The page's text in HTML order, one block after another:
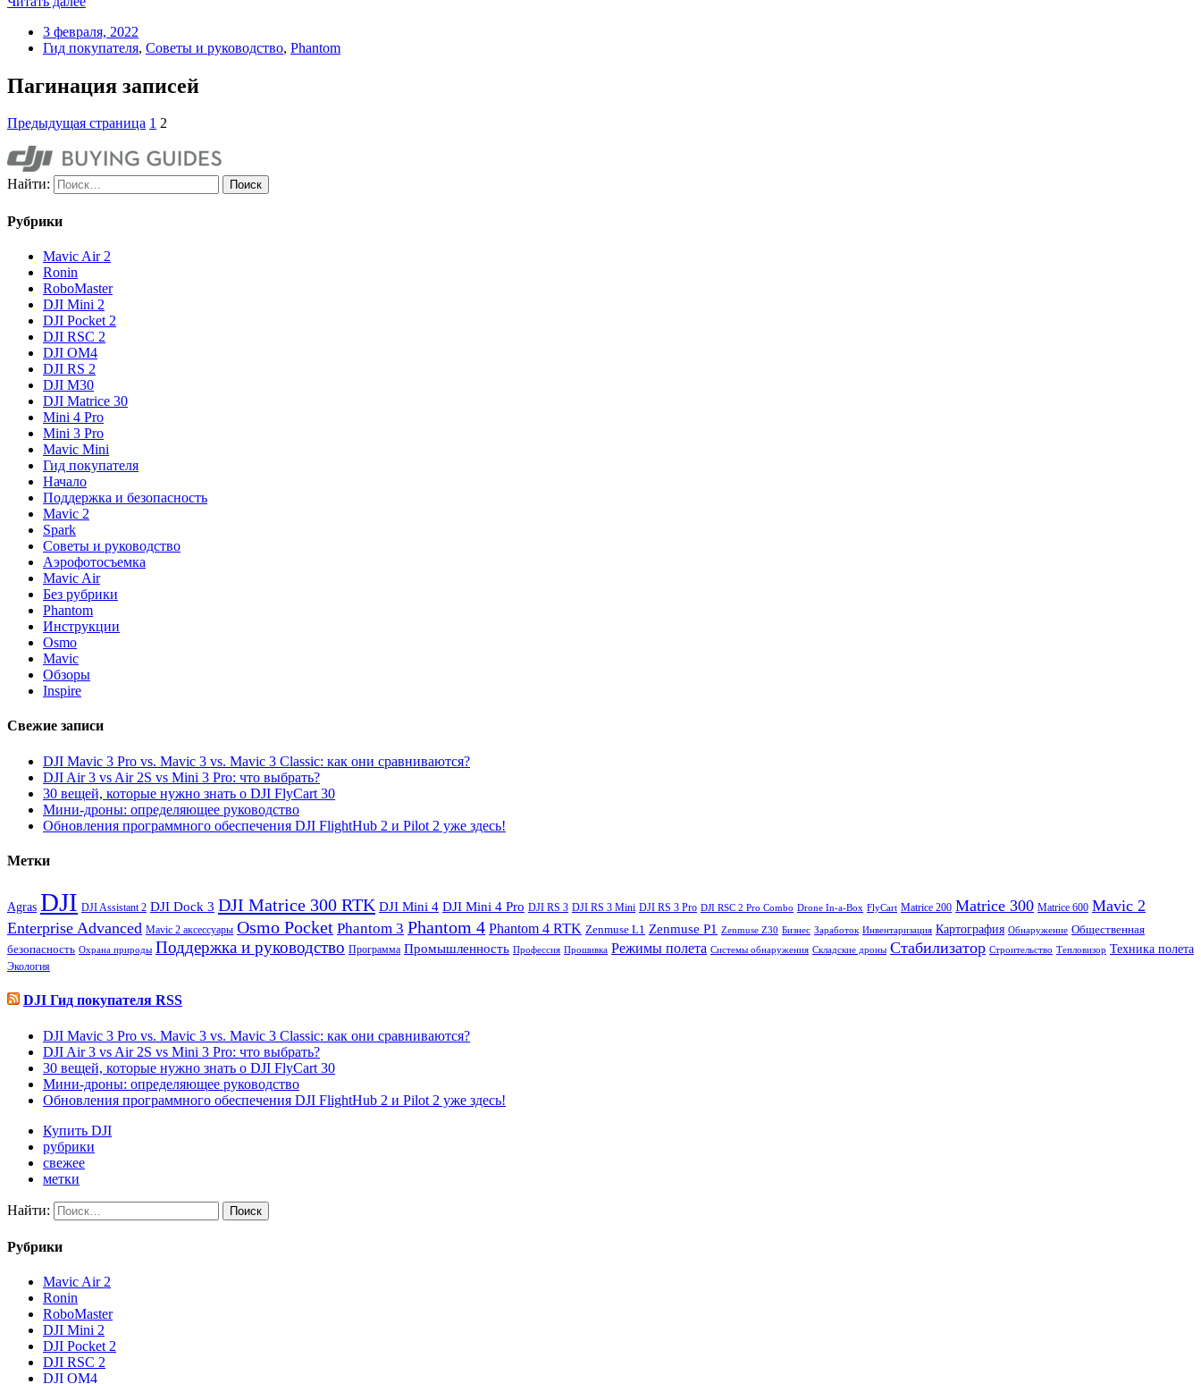
3 февраля, 2022
Гид покупателя, Советы и руководство, Phantom
Пагинация записей
Предыдущая страница 1 2
Найти:
Рубрики
Mavic Air 2
Ronin
RoboMaster
DJI Mini 2
DJI Pocket 2
DJI RSC 2
DJI OM4
DJI RS 2
DJI M30
DJI Matrice 30
Mini 4 Pro
Mini 3 Pro
Mavic Mini
Гид покупателя
Начало
Поддержка и безопасность
Mavic 2
Spark
Советы и руководство
Аэрофотосъемка
Mavic Air
Без рубрики
Phantom
Инструкции
Osmo
Mavic
Обзоры
Inspire
Свежие записи
DJI Mavic 3 Pro vs. Mavic 3 vs. Mavic 3 Classic: как они сравниваются?
DJI Air 3 vs Air 2S vs Mini 3 Pro: что выбрать?
30 вещей, которые нужно знать о DJI FlyCart 30
Мини-дроны: определяющее руководство
Обновления программного обеспечения DJI FlightHub 2 и Pilot 2 уже здесь!
Метки
Agras DJI DJI Assistant 2 DJI Dock 3 DJI Matrice 300 RTK DJI Mini 4 DJI Mini 4 Pro DJI RS 3 DJI RS 3 Mini DJI RS 3 Pro DJI RSC 2 Pro Combo Drone In-a-Box FlyCart Matrice 200 Matrice 300 Matrice 600 Mavic 2
Enterprise Advanced Mavic 2 аксессуары Osmo Pocket Phantom 3 Phantom 4 Phantom 4 RTK Zenmuse L1 Zenmuse P1 Zenmuse Z30 Бизнес Заработок Инвентаризация Картография Обнаружение Общественная
безопасность Охрана природы Поддержка и руководство Программа Промышленность Профессия Прошивка Режимы полета Системы обнаружения Складские дроны Стабилизатор Строительство Тепловизор Техника полета
Экология
DJI Гид покупателя RSS
DJI Mavic 3 Pro vs. Mavic 3 vs. Mavic 3 Classic: как они сравниваются?
DJI Air 3 vs Air 2S vs Mini 3 Pro: что выбрать?
30 вещей, которые нужно знать о DJI FlyCart 30
Мини-дроны: определяющее руководство
Обновления программного обеспечения DJI FlightHub 2 и Pilot 2 уже здесь!
Купить DJI
рубрики
свежее
метки
Найти:
Рубрики
Mavic Air 2
Ronin
RoboMaster
DJI Mini 2
DJI Pocket 2
DJI RSC 2
DJI OM4